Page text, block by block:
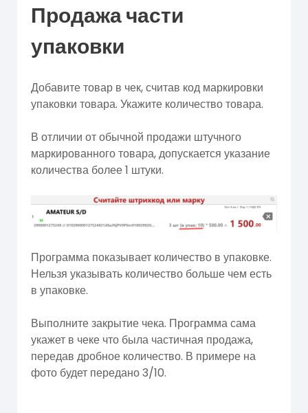
Продажа части
упаковки
Добавите товар в чек, считав код маркировки
упаковки товара. Укажите количество товара.
В отличии от обычной продажи штучного
маркированного товара, допускается указание
количества более 1 штуки.
Программа показывает количество в упаковке.
Нельзя указывать количество больше чем есть
в упаковке.
Выполните закрытие чека. Программа сама
укажет в чеке что была частичная продажа,
передав дробное количество. В примере на
фото будет передано 3/10.